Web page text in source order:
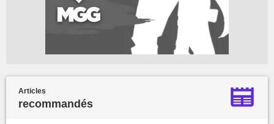
Articles
recommandés